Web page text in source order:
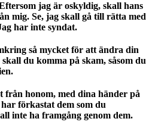
jag är oskyldig, skall hans
mig. Se, jag skall gå till rätta med
har inte syndat.
så mycket för att ändra din
du komma på skam, såsom du
från honom, med dina händer på
förkastat dem som du
inte ha framgång genom dem.